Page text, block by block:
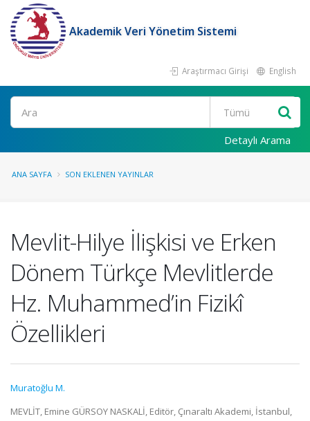
Akademik Veri Yönetim Sistemi
Araştırmacı Girişi English
Ara
Detaylı Arama
ANA SAYFA SON EKLENEN YAYINLAR
Mevlit-Hilye İlişkisi ve Erken
Dönem Türkçe Mevlitlerde
Hz. Muhammed’in Fizikî
Özellikleri
Muratoğlu M.
MEVLİT, Emine GÜRSOY NASKALİ, Editör, Çınaraltı Akademi, İstanbul,